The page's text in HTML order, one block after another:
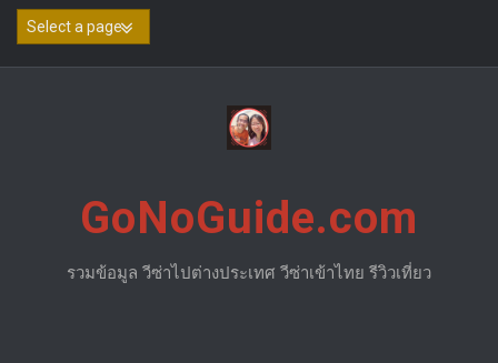
Skip
GoNoGuide.com
รวมข้อมูล วีซ่าไปต่างประเทศ วีซ่าเข้าไทย รีวิวเที่ยว